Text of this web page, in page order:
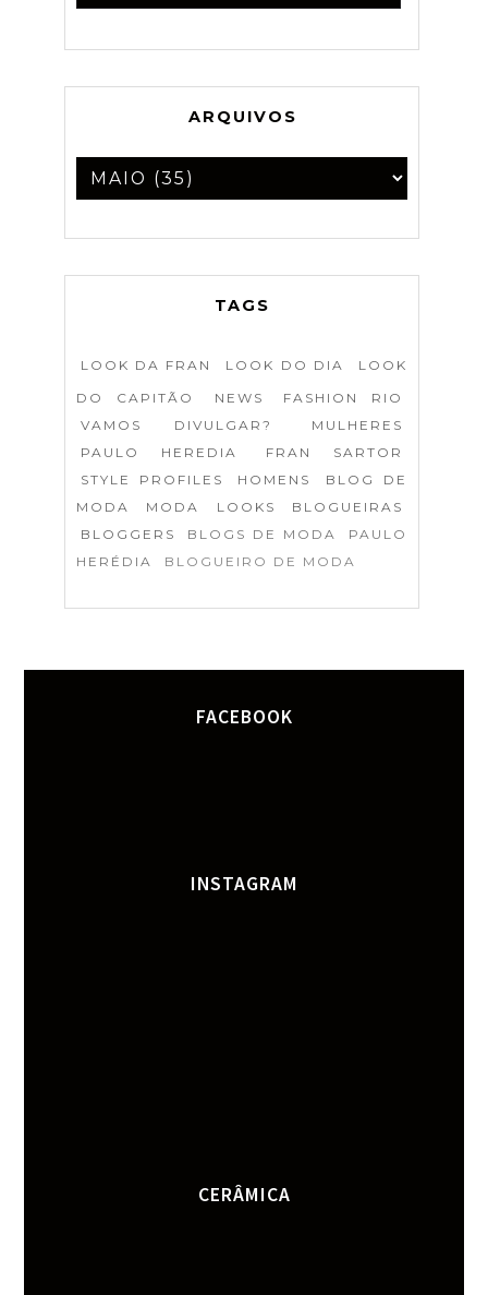
ARQUIVOS
TAGS
LOOK DA FRAN LOOK DO DIA
LOOK
DO CAPITÃO
NEWS
FASHION RIO
VAMOS DIVULGAR?
MULHERES
PAULO HEREDIA
FRAN SARTOR
STYLE PROFILES
HOMENS
BLOG DE
MODA
MODA LOOKS
BLOGUEIRAS
BLOGGERS
BLOGS DE MODA
PAULO
HERÉDIA
BLOGUEIRO DE MODA
FACEBOOK
INSTAGRAM
CERÂMICA